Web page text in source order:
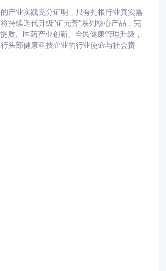
产业实践充分证明，只有扎根行业真实需
持续迭代升级“证元芳”系列核心产品，完
质、医药产业创新、全民健康管理升级，
头部健康科技企业的行业使命与社会责